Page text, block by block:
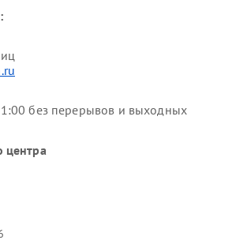
без перерывов и выходных
центра